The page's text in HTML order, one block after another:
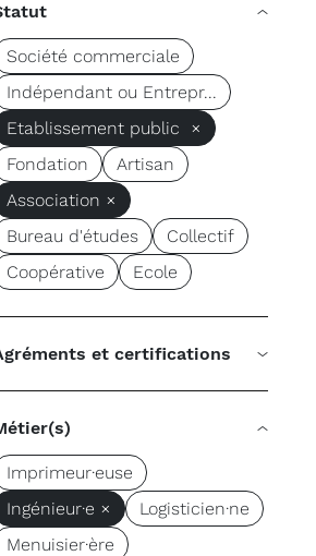
Société commerciale
Indépendant ou Entrepr...
Etablissement public ×
Fondation
Artisan
Association ×
Bureau d'études
Collectif
Coopérative
Ecole
et certifications
Imprimeur·euse
Ingénieur·e ×
Logisticien·ne
Menuisier·ère